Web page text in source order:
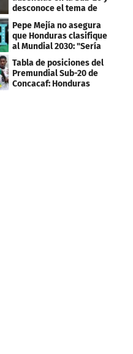
desconoce el tema de
los tiktokers
Pepe Mejía no asegura
que Honduras clasifique
al Mundial 2030: "Sería
mentir"
Tabla de posiciones del
Premundial Sub-20 de
Concacaf: Honduras